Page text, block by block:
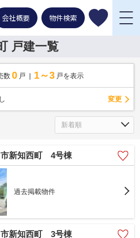
会社概要 物件検索
戸建一覧
数 0 戸 1～3 戸を表示
変更
新知西町 4号棟
過去掲載物件
新知西町 3号棟